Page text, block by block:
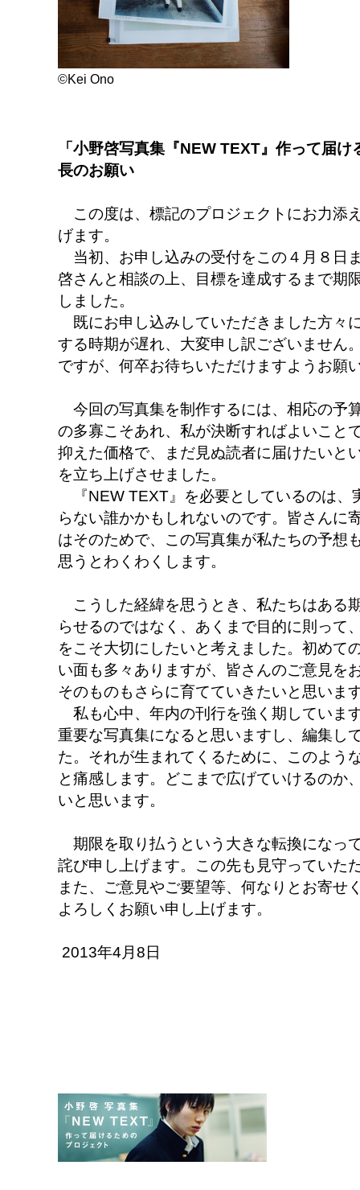
©Kei Ono
「小野啓写真集『NEW TEXT』作って届
長のお願い
この度は、標記のプロジェクトにお力添
げます。
当初、お申し込みの受付をこの４月８日
啓さんと相談の上、目標を達成するまで期
しました。
既にお申し込みしていただきました方々
する時期が遅れ、大変申し訳ございません
ですが、何卒お待ちいただけますようお願
今回の写真集を制作するには、相応の予
の多寡こそあれ、私が決断すればよいこと
抑えた価格で、まだ見ぬ読者に届けたいと
を立ち上げさせました。
『NEW TEXT』を必要としているのは、
らない誰かかもしれないのです。皆さんに
はそのためで、この写真集が私たちの予想
思うとわくわくします。
こうした経緯を思うとき、私たちはある
らせるのではなく、あくまで目的に則って
をこそ大切にしたいと考えました。初めて
い面も多々ありますが、皆さんのご意見を
そのものもさらに育てていきたいと思いま
私も心中、年内の刊行を強く期していま
重要な写真集になると思いますし、編集し
た。それが生まれてくるために、このよう
と痛感します。どこまで広げていけるのか
いと思います。
期限を取り払うという大きな転換になっ
詫び申し上げます。この先も見守っていた
また、ご意見やご要望等、何なりとお寄せ
よろしくお願い申し上げます。
2013年4月8日